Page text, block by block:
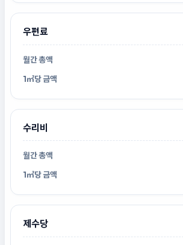
우편료
수리비
제수당